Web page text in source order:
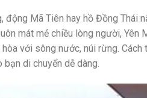
động Mã Tiên hay hồ Đồng Thái
mát mẻ chiều lòng người,
với sông nước, núi rừng. Cách
di chuyển dễ dàng.